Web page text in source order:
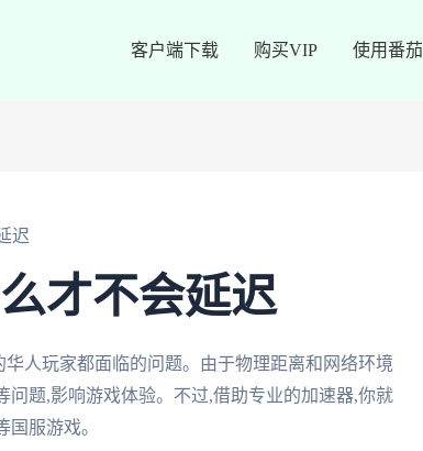
客户端下载 购买VIP 使用番茄
迟
才不会延迟
人玩家都面临的问题。由于物理距离和网络环境
题,影响游戏体验。不过,借助专业的加速器,你就
服游戏。